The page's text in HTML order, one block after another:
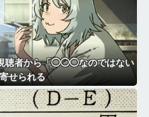
聴者から「◯◯◯なのではない
せられる